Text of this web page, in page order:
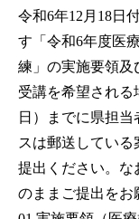
令和6年12月18日
す「令和6年度医
練」の実施要領及
受講を希望される
日）までに県担
スは郵送してい
提出ください。な
のままご提出をお